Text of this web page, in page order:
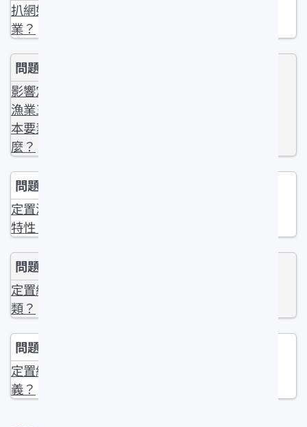
扒網如何作
業？
影響定置網
漁業三個基
本要素是什
麼？
定置漁業之
特性？
定置網的種
類？
定置網的意
義？